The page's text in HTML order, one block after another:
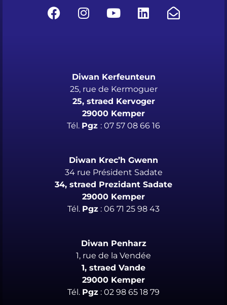
Diwan Kerfeunteun
25, rue de Kermoguer
25, straed Kervoger
29000 Kemper
Tél. Pgz : 07 57 08 66 16
Diwan Krec’h Gwenn
34 rue Président Sadate
34, straed Prezidant Sadate
29000 Kemper
Tél. Pgz : 06 71 25 98 43
Diwan Penharz
1, rue de la Vendée
1, straed Vande
29000 Kemper
Tél. Pgz : 02 98 65 18 79